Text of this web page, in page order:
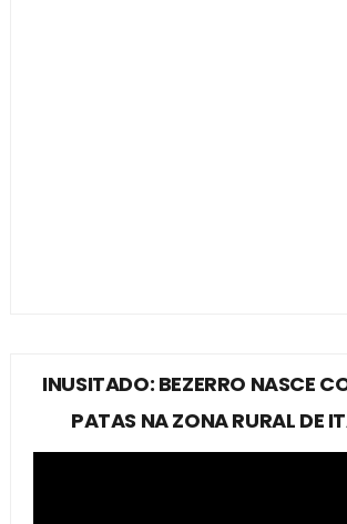
INUSITADO: BEZERRO NASCE
PATAS NA ZONA RURAL DE